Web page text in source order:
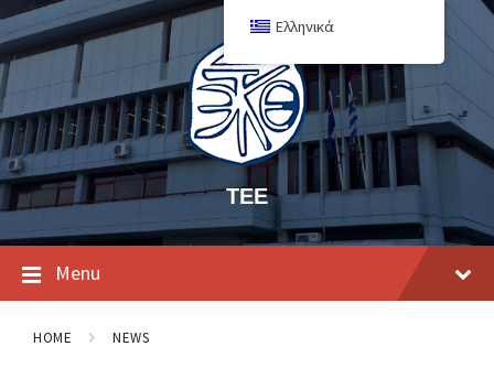
ΤΕΕ
Menu
HOME NEWS
Ελληνικά